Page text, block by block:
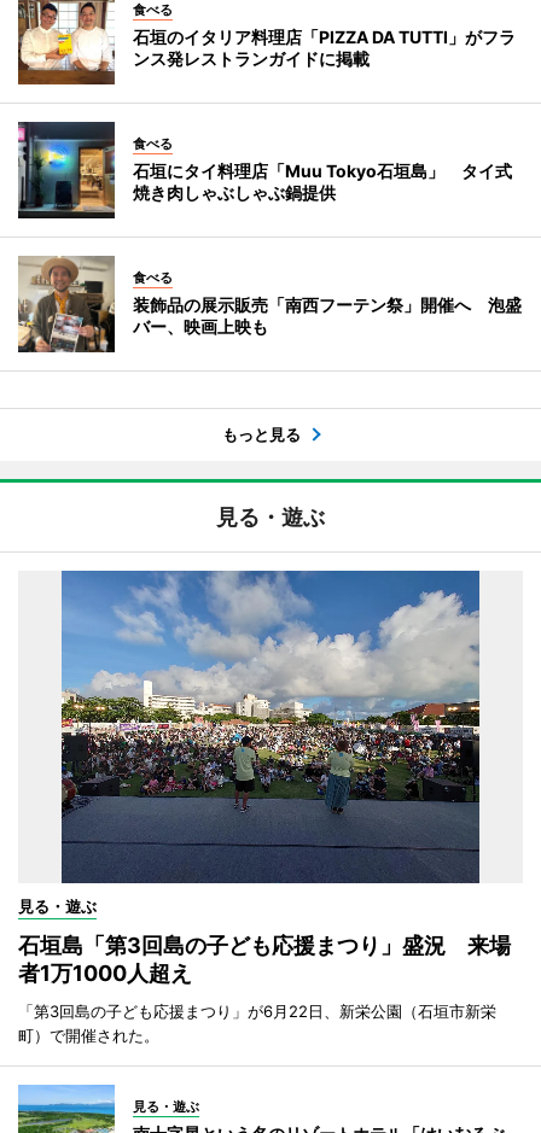
食べる
石垣のイタリア料理店「PIZZA DA TUTTI」がフラ
ンス発レストランガイドに掲載
食べる
石垣にタイ料理店「Muu Tokyo石垣島」 タイ式
焼き肉しゃぶしゃぶ鍋提供
食べる
装飾品の展示販売「南西フーテン祭」開催へ 泡盛
バー、映画上映も
もっと見る
見る・遊ぶ
見る・遊ぶ
石垣島「第3回島の子ども応援まつり」盛況 来場
者1万1000人超え
「第3回島の子ども応援まつり」が6月22日、新栄公園（石垣市新栄
町）で開催された。
見る・遊ぶ